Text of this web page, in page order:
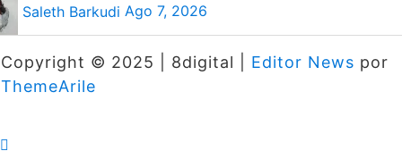
Saleth Barkudi Ago 7, 2026
Copyright © 2025 | 8digital Editor News por
ThemeArile